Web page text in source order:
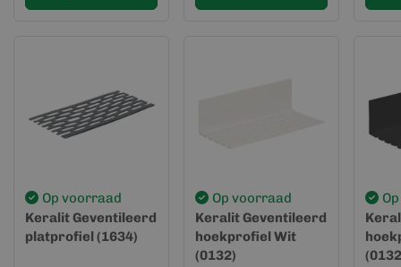
Op voorraad
Keralit Geventileerd
platprofiel (1634)
Op voorraad
Keralit Geventileerd
hoekprofiel Wit
(0132)